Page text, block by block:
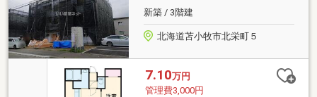
新築 / 3階建
北海道苫小牧市北栄町５
7.10万円
管理費3,000円